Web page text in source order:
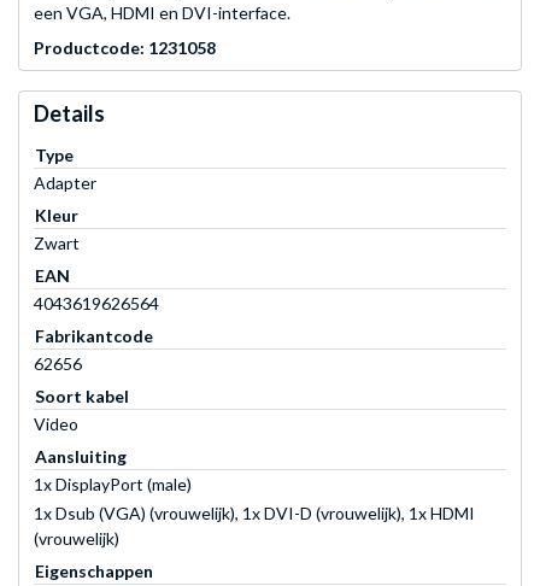
een VGA, HDMI en DVI-interface.
Productcode: 1231058
Details
Type
Adapter
Kleur
Zwart
EAN
4043619626564
Fabrikantcode
62656
Soort kabel
Video
Aansluiting
1x DisplayPort (male)
1x Dsub (VGA) (vrouwelijk), 1x DVI-D (vrouwelijk), 1x HDMI
(vrouwelijk)
Eigenschappen